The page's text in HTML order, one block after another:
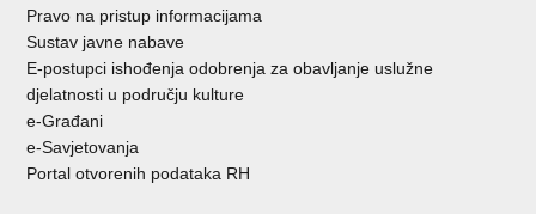
Pravo na pristup informacijama
Sustav javne nabave
E-postupci ishođenja odobrenja za obavljanje uslužne
djelatnosti u području kulture
e-Građani
e-Savjetovanja
Portal otvorenih podataka RH